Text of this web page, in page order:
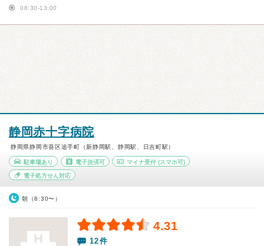
08:30-13:00
静岡赤十字病院
静岡県静岡市葵区追手町（新静岡駅、静岡駅、日吉町駅）
駐車場あり 電子決済可 マイナ受付 (スマホ可)
電子処方せん対応
朝（8:30〜）
4.31
12件